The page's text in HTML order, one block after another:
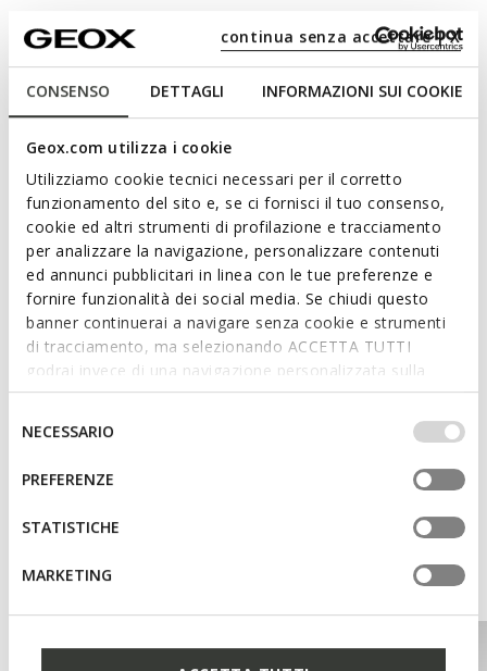
CONSENSO DETTAGLI INFORMAZIONI SUI COOKIE
Geox.com utilizza i cookie
Utilizziamo cookie tecnici necessari per il corretto
funzionamento del sito e, se ci fornisci il tuo consenso,
cookie ed altri strumenti di profilazione e tracciamento
per analizzare la navigazione, personalizzare contenuti
ed annunci pubblicitari in linea con le tue preferenze e
fornire funzionalità dei social media. Se chiudi questo
banner continuerai a navigare senza cookie e strumenti
di tracciamento, ma selezionando ACCETTA TUTTI
godrai invece di una navigazione personalizzata sulla
base dei tuoi gusti ed interessi. Selezionando
IMPOSTAZIONI potrai anche scegliere quali cookies ed
altri strumenti di tracciamento autorizzare. Per maggiori
informazioni o per modificare in qualsiasi momento le
tue impostazioni, visita la nostra
consenso
NECESSARIO
PREFERENZE
STATISTICHE
MARKETING
continua senza accettare | X
A super-cushioned and breathable men's shoe, an authentic
blend of elegance and uncompromising comfort. In this
classic black version, it features a soft smooth leather upper
with a contemporary design. Walk Pleasure B is suitable for
both special occasions and business looks.
ITEM CODE:U657KA00043C9999
Features
Enhanced cushioning effect based on the Zero Shock
System
Lace fastening
You may also like